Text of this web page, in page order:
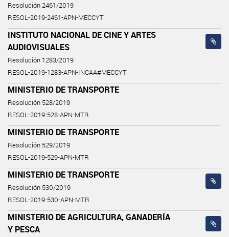
Resolución 2461/2019
RESOL-2019-2461-APN-MECCYT
INSTITUTO NACIONAL DE CINE Y ARTES
AUDIOVISUALES
Resolución 1283/2019
RESOL-2019-1283-APN-INCAA#MECCYT
MINISTERIO DE TRANSPORTE
Resolución 528/2019
RESOL-2019-528-APN-MTR
MINISTERIO DE TRANSPORTE
Resolución 529/2019
RESOL-2019-529-APN-MTR
MINISTERIO DE TRANSPORTE
Resolución 530/2019
RESOL-2019-530-APN-MTR
MINISTERIO DE AGRICULTURA, GANADERÍA
Y PESCA